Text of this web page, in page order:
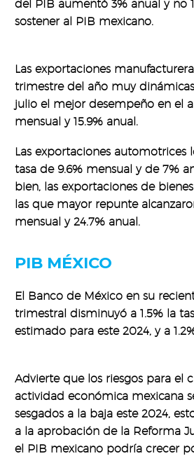
del PIB aumentó 3% anual y no
sostener al PIB mexicano.
Las exportaciones
trimestre del año muy
julio el mejor desempeño en el
mensual y 15.9% anual.
Las exportaciones automotrices
tasa de 9.6% mensual y de 7%
bien, las exportaciones de
las que mayor repunte
mensual y 24.7% anual.
PIB MÉXICO
El Banco de México en su
trimestral disminuyó a 1.5% la
estimado para este 2024, y a
Advierte que los riesgos para el
actividad económica mexicana
sesgados a la baja este 2024,
a la aprobación de la Reforma
el PIB mexicano podría crecer